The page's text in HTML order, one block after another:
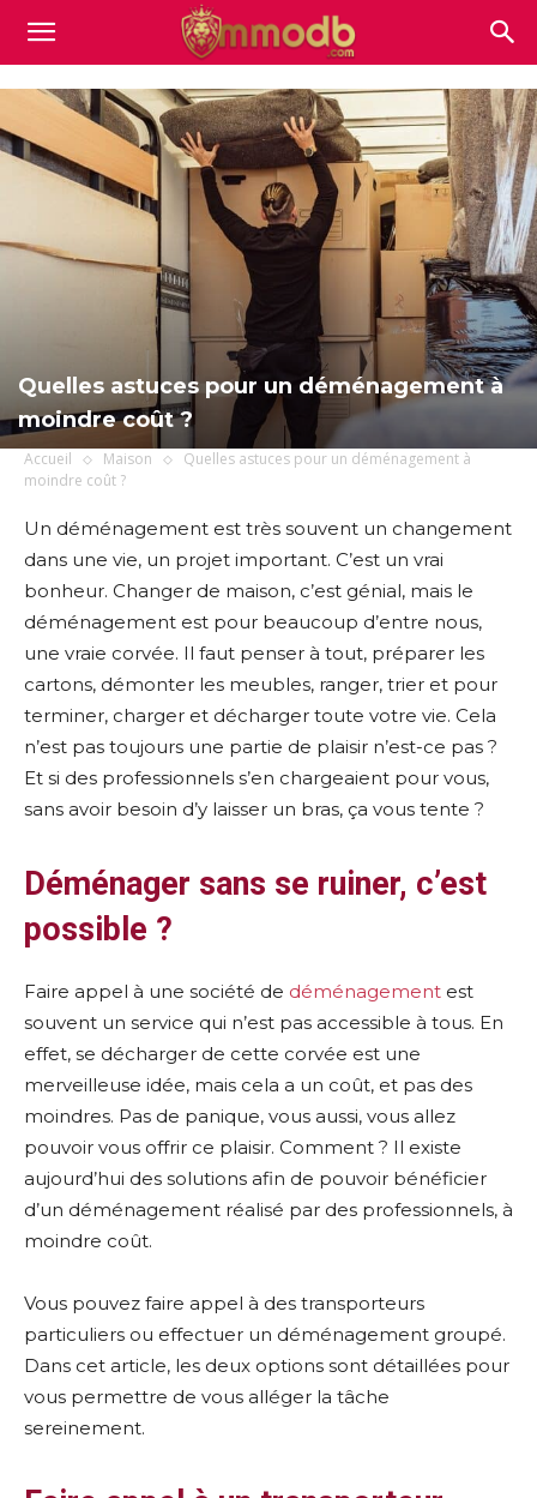
Mmodb.com
Quelles astuces pour un déménagement à
moindre coût ?
Accueil Maison
Quelles astuces pour un déménagement à
moindre coût ?
Un déménagement est très souvent un changement
dans une vie, un projet important. C’est un vrai
bonheur. Changer de maison, c’est génial, mais le
déménagement est pour beaucoup d’entre nous,
une vraie corvée. Il faut penser à tout, préparer les
cartons, démonter les meubles, ranger, trier et pour
terminer, charger et décharger toute votre vie. Cela
n’est pas toujours une partie de plaisir n’est-ce pas ?
Et si des professionnels s’en chargeaient pour vous,
sans avoir besoin d’y laisser un bras, ça vous tente ?
Déménager sans se ruiner, c’est
possible ?
Faire appel à une société de déménagement est
souvent un service qui n’est pas accessible à tous. En
effet, se décharger de cette corvée est une
merveilleuse idée, mais cela a un coût, et pas des
moindres. Pas de panique, vous aussi, vous allez
pouvoir vous offrir ce plaisir. Comment ? Il existe
aujourd’hui des solutions afin de pouvoir bénéficier
d’un déménagement réalisé par des professionnels, à
moindre coût.
Vous pouvez faire appel à des transporteurs
particuliers ou effectuer un déménagement groupé.
Dans cet article, les deux options sont détaillées pour
vous permettre de vous alléger la tâche
sereinement.